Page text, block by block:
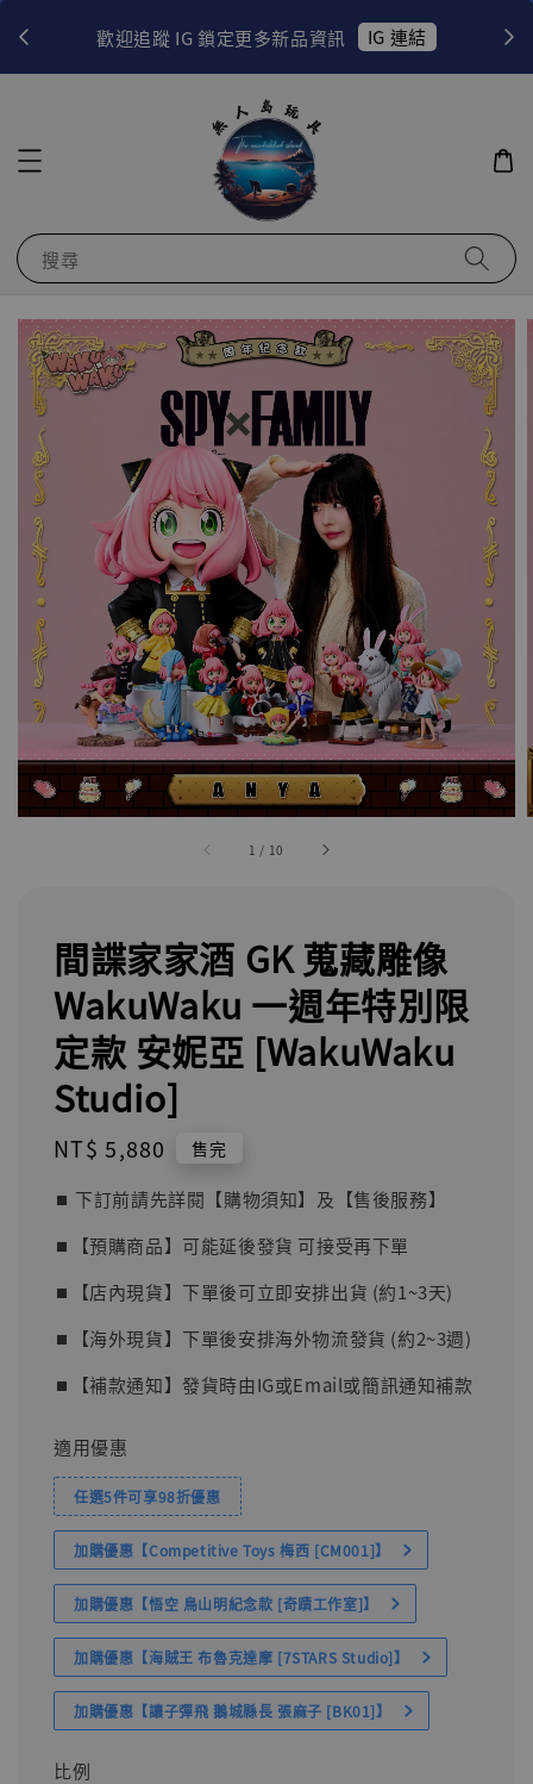
歡迎追蹤 IG 鎖定更多新品資訊 IG 連結
搜尋
1 / 10
間諜家家酒 GK 蒐藏雕像
WakuWaku 一週年特別限
定款 安妮亞 [WakuWaku
Studio]
Regular
NT$ 5,880 售完
⏹︎ 下訂前請先詳閱【購物須知】及【售後服務】
⏹︎【預購商品】可能延後發貨 可接受再下單
⏹︎【店內現貨】下單後可立即安排出貨 (約1~3天)
⏹︎【海外現貨】下單後安排海外物流發貨 (約2~3週)
⏹︎【補款通知】發貨時由IG或Email或簡訊通知補款
適用優惠
任選5件可享98折優惠
加購優惠【Competitive Toys 梅西 [CM001]】
加購優惠【悟空 鳥山明紀念款 [奇蹟工作室]】
加購優惠【海賊王 布魯克達摩 [7STARS Studio]】
加購優惠【讓子彈飛 鵝城縣長 張麻子 [BK01]】
比例